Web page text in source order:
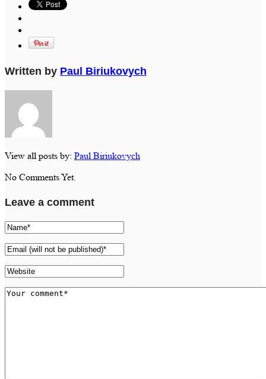
Written by Paul Biriukovych
View all posts by: Paul Biriukovych
No Comments Yet.
Leave a comment